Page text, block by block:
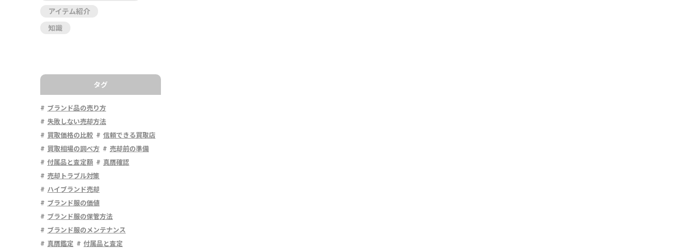
アイテム紹介
知識
タグ
ブランド品の売り方
失敗しない売却方法
買取価格の比較
信頼できる買取店
買取相場の調べ方
売却前の準備
付属品と査定額
真贋確認
売却トラブル対策
ハイブランド売却
ブランド服の価値
ブランド服の保管方法
ブランド服のメンテナンス
真贋鑑定
付属品と査定